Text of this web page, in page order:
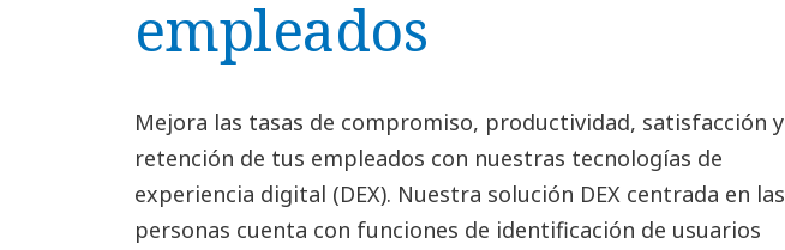
empleados
Mejora las tasas de compromiso, productividad, satisfacción y
retención de tus empleados con nuestras tecnologías de
experiencia digital (DEX). Nuestra solución DEX centrada en las
personas cuenta con funciones de identificación de usuarios